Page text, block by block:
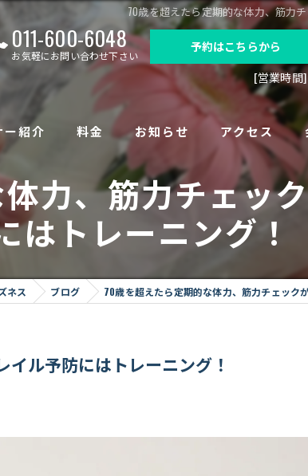
70歳を超えたら定期的な体力、筋力
011-600-6048
お気軽にお問い合わせ下さい
予約はこちらから
[営業時間]
ー紹介 料金 お知らせ アクセス
力、筋力チェッ
はトレーニング！
ネス ブログ 70歳を超えたら定期的な体力、筋力チェック
ル予防にはトレーニング！